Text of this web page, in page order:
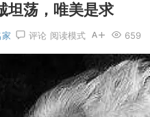
坦荡，唯美是求
评论 659
阅读模式